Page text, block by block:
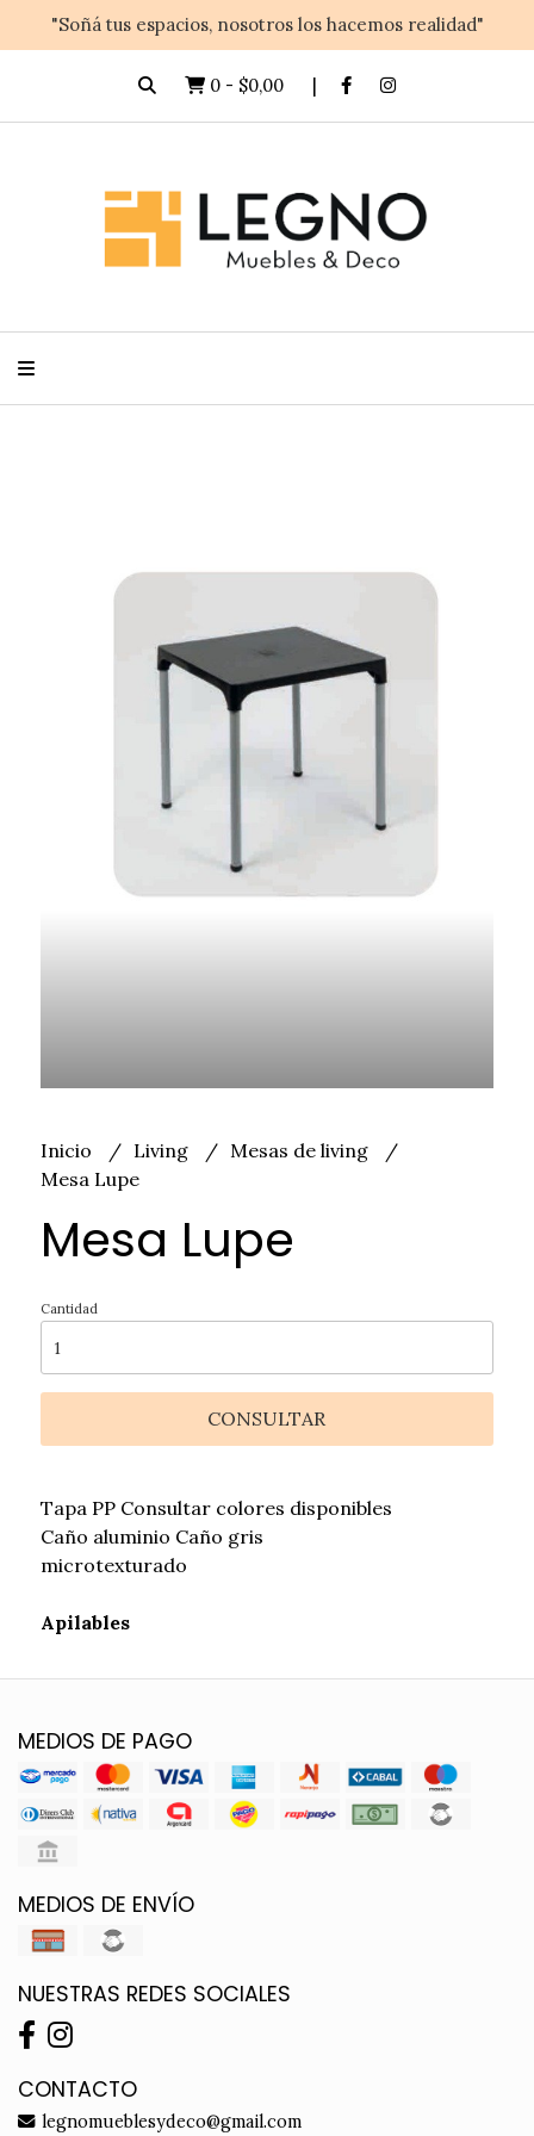
"Soñá tus espacios, nosotros los hacemos realidad"
0 - $0,00
Inicio Living
Mesas de living
Mesa Lupe
Mesa Lupe
Cantidad
CONSULTAR
Tapa PP Consultar colores disponibles
Caño aluminio Caño gris
microtexturado
Apilables
MEDIOS DE PAGO
MEDIOS DE ENVÍO
NUESTRAS REDES SOCIALES
CONTACTO
legnomueblesydeco@gmail.com